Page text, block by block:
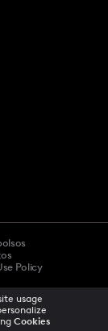
Policy
usage
Cookies